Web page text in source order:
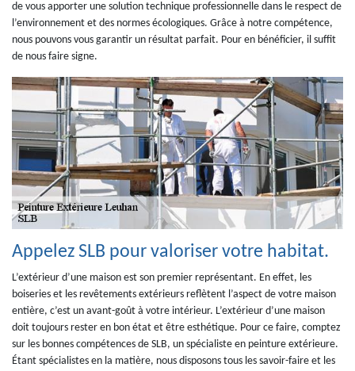
de vous apporter une solution technique professionnelle dans le respect de
l’environnement et des normes écologiques. Grâce à notre compétence,
nous pouvons vous garantir un résultat parfait. Pour en bénéficier, il suffit
de nous faire signe.
Appelez SLB pour valoriser votre habitat.
L’extérieur d’une maison est son premier représentant. En effet, les
boiseries et les revêtements extérieurs reflètent l’aspect de votre maison
entière, c’est un avant-goût à votre intérieur. L’extérieur d’une maison
doit toujours rester en bon état et être esthétique. Pour ce faire, comptez
sur les bonnes compétences de SLB, un spécialiste en peinture extérieure.
Étant spécialistes en la matière, nous disposons tous les savoir-faire et les